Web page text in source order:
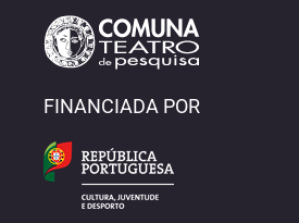
FINANCIADA POR